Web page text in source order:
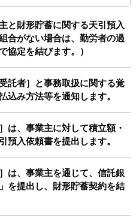
と財形貯蓄に関する天引預入
合がない場合は、勤労者の過
協定を結びます。）
託者］と事務取扱に関する覚
込み方法等を通知します。
は、事業主に対して積立額・
預入依頼書を提出します。
は、事業主を通じて、信託銀
を提出し、財形貯蓄契約を結